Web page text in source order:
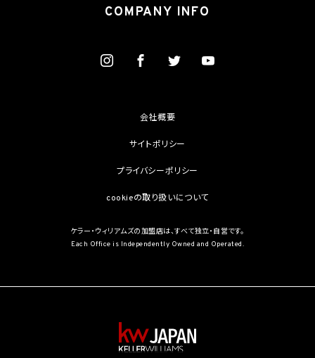
情報保護法第2条第3項に定義されるものを意味します。）を取得しません。
を学術研究目的で取得する必要があるとき（当該要配慮個人情報を取得する目的の一
部が学術研究目的である場合を含み、個人の権利利益を不当に侵害するおそれがある
保護法第57条第1項各号に掲げる者その他個人情報保護委員会規則で定める者により
(4) 本人を目視し、又は撮影することにより、その外形上明らかな要配慮個人情報を取得
(5) 第三者から要配慮個人情報の提供を受ける場合であって、当該第三者による当該提
5.3 当社は、第三者から個人情報の提供を受けるに際しては、個人情報保護委員会規則
該個人情報の提供が第4.1項各号のいずれかに該当する場合又は第8.1項各号のいずれ
かに該当する場合を除きます。
管理が図られるよう、当社の従業員に対し、必要かつ適切な監督を行います。また、当社
は、個人情報の取扱いの全部又は一部を委託する場合は、委託先において個人情報の安
COMPANY INFO
会社概要
サイトポリシー
プライバシーポリシー
cookieの取り扱いについて
ケラー・ウィリアムズの加盟店は、すべて独立・自営です。
Each Office is Independently Owned and Operated.